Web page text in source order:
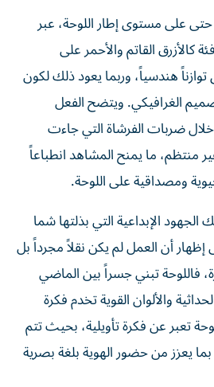
على مستوى إطار اللوحة، عبر
كالأزرق القاتم والأحمر على
هندسياً، وربما يعود ذلك لكون
الغرافيكي. ويتضح الفعل
ضربات الفرشاة التي جاءت
ما يمنح المشاهد انطباعاً
ومصداقية على اللوحة.
الإبداعية التي بذلتها شما
إظهار أن العمل لم يكن نقلاً مجرداً بل
فاللوحة تبني جسراً بين الماضي
والألوان القوية تخدم فكرة
تعبر عن فكرة تأويلية، بحيث تتم
يعزز من حضور الهوية بلغة بصرية